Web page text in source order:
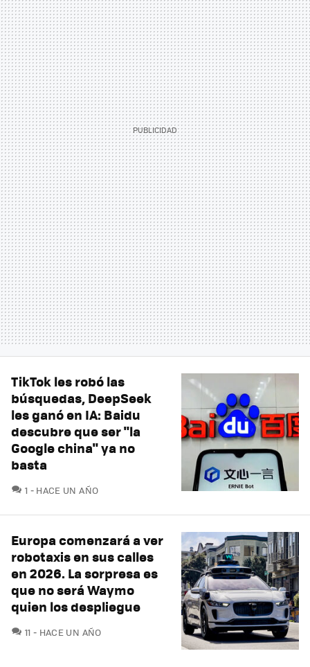
TikTok les robó las
búsquedas, DeepSeek
les ganó en IA: Baidu
descubre que ser "la
Google china" ya no
basta
1 COMENTARIOS
HACE UN AÑO
Europa comenzará a ver
robotaxis en sus calles
en 2026. La sorpresa es
que no será Waymo
quien los despliegue
11 COMENTARIOS
HACE UN AÑO